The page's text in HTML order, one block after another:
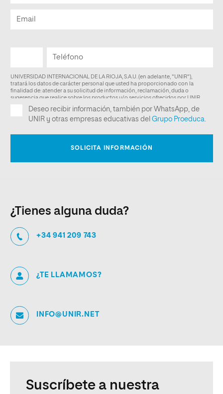
¿Tienes alguna duda?
+34 941 209 743
¿TE LLAMAMOS?
INFO@UNIR.NET
Suscríbete a nuestra